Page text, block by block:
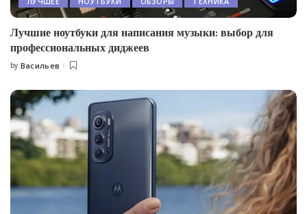
Лучшие ноутбуки для написания музыки: выбор для
профессиональных диджеев
Posted
by Васильев